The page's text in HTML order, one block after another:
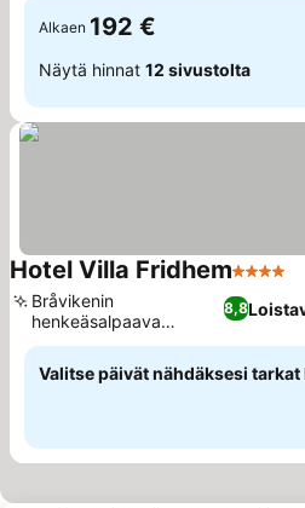
Alkaen 192 €
Näytä hinnat 12 sivustolta
Hotel Villa Fridhem4
8,8
Bråvikenin
henkeäsalpaava
panoraama
Valitse päivät nähdäksesi